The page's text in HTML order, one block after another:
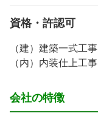
資格・許認可
（建）建築一式工
（内）内装仕上工
会社の特徴